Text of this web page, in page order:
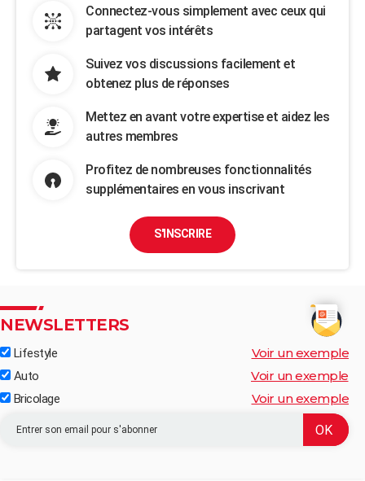
Connectez-vous simplement avec ceux qui
partagent vos intérêts
Suivez vos discussions facilement et
obtenez plus de réponses
Mettez en avant votre expertise et aidez les
autres membres
Profitez de nombreuses fonctionnalités
supplémentaires en vous inscrivant
S'INSCRIRE
NEWSLETTERS
Lifestyle Voir un exemple
Auto Voir un exemple
Bricolage Voir un exemple